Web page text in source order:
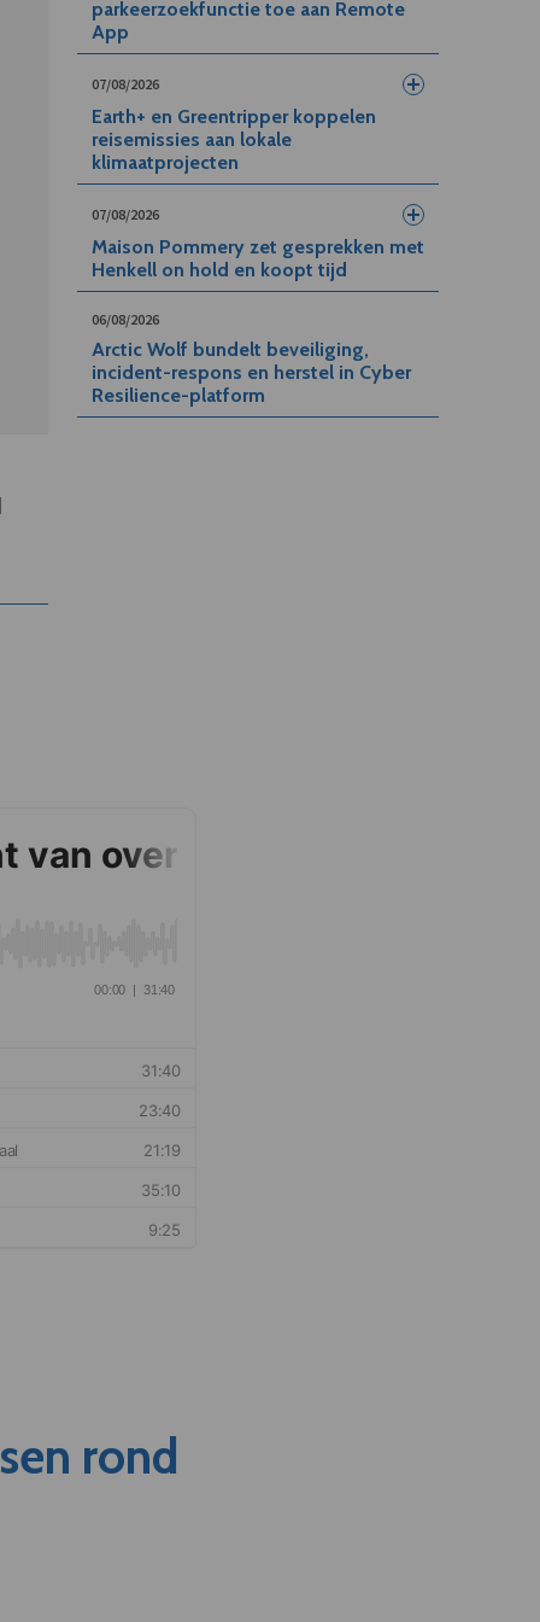
parkeerzoekfunctie toe aan Remote
App
07/08/2026
Earth+ en Greentripper koppelen
reisemissies aan lokale
klimaatprojecten
07/08/2026
Maison Pommery zet gesprekken met
Henkell on hold en koopt tijd
06/08/2026
Arctic Wolf bundelt beveiliging,
incident-respons en herstel in Cyber
Resilience-platform
rond